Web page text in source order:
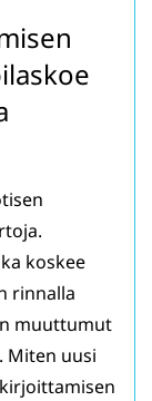
koskee
rinnalla
muuttumut
Miten uusi